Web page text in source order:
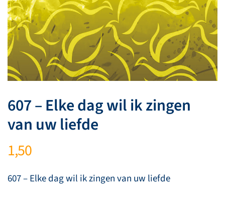
607 – Elke dag wil ik zingen
van uw liefde
1,50
607 – Elke dag wil ik zingen van uw liefde